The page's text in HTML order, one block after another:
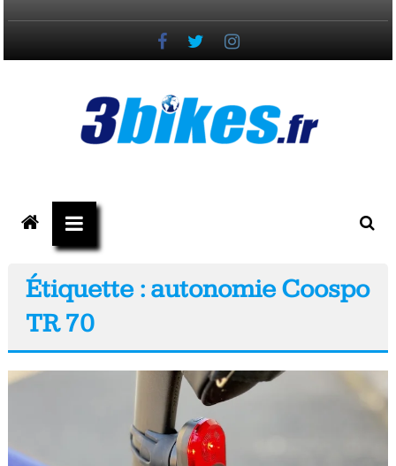
votre
magazine
Vélo,
Gravel
&
Triathlon
jours,
Étiquette : autonomie Coospo
TR 70